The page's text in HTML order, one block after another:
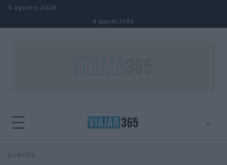
Saltar al contenido
8 agosto 2026
8 agosto 2026
⌕
Buscar
EUROPA